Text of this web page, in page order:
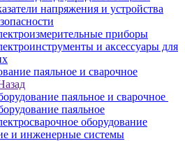
напряжения и устройства
приборы
и аксессуары для
паяльное и сварочное
паяльное и сварочное
паяльное
оборудование
и инженерные системы